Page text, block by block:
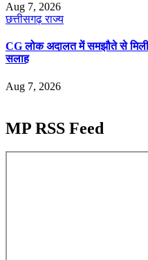
Aug 7, 2026
छत्तीसगढ़राज्य
CG लोक अदालत में समझौते से
सलाह
Aug 7, 2026
MP RSS Feed